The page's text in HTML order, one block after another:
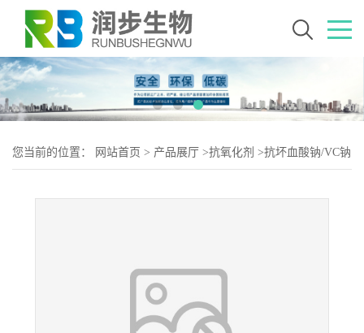
您当前的位置： 网站首页 > 产品展厅 >抗氧化剂 >抗坏血酸钠/VC钠